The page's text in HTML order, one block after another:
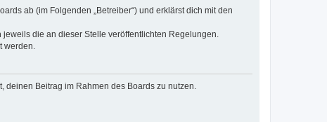
ab (im Folgenden „Betreiber“) und erklärst dich mit den
die an dieser Stelle veröffentlichten Regelungen.
werden.
deinen Beitrag im Rahmen des Boards zu nutzen.